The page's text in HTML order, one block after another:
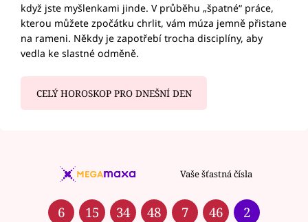
když jste myšlenkami jinde. V průběhu „špatné“ práce,
kterou můžete zpočátku chrlit, vám múza jemně přistane
na rameni. Někdy je zapotřebí trocha disciplíny, aby
vedla ke slastné odměně.
CELÝ HOROSKOP PRO DNEŠNÍ DEN
Vaše šťastná čísla
6 15 34 48 7 46 2